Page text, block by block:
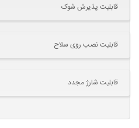
قابلیت پذیرش شوک
قابلیت نصب روی سلاح
قابلیت شارژ مجدد